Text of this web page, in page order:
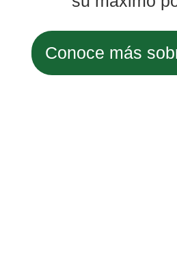
Conoce más